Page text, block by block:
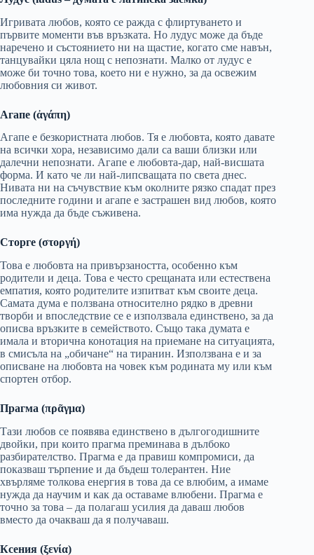
Игривата любов, която се ражда с флиртуването и
първите моменти във връзката. Но лудус може да бъде
наречено и състоянието ни на щастие, когато сме навън,
танцувайки цяла нощ с непознати. Малко от лудус е
може би точно това, което ни е нужно, за да освежим
любовния си живот.
Агапе (ἀγάπη)
Агапе е безкористната любов. Тя е любовта, която давате
на всички хора, независимо дали са ваши близки или
далечни непознати. Агапе е любовта-дар, най-висшата
форма. И като че ли най-липсващата по света днес.
Нивата ни на съчувствие към околните рязко спадат през
последните години и агапе е застрашен вид любов, която
има нужда да бъде съживена.
Сторге (στοργή)
Това е любовта на привързаността, особенно към
родители и деца. Това е често срещаната или естествена
емпатия, която родителите изпитват към своите деца.
Самата дума е ползвана относително рядко в древни
творби и впоследствие се е използвала единствено, за да
описва връзките в семейството. Също така думата е
имала и вторична конотация на приемане на ситуацията,
в смисъла на „обичане“ на тиранин. Използвана е и за
описване на любовта на човек към родината му или към
спортен отбор.
Прагма (πρᾶγμα)
Тази любов се появява единствено в дългогодишните
двойки, при които прагма преминава в дълбоко
разбирателство. Прагма е да правиш компромиси, да
показваш търпение и да бъдеш толерантен. Ние
хвърляме толкова енергия в това да се влюбим, а имаме
нужда да научим и как да оставаме влюбени. Прагма е
точно за това – да полагаш усилия да даваш любов
вместо да очакваш да я получаваш.
Ксения (ξενία)